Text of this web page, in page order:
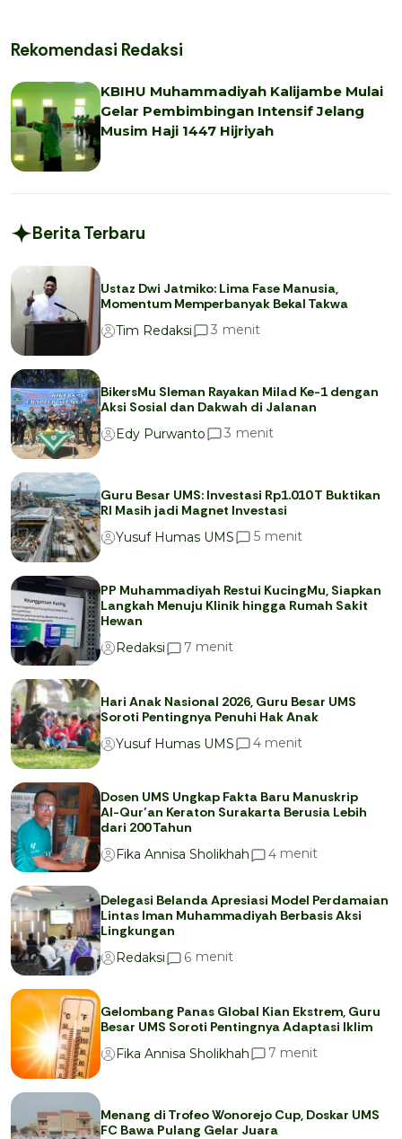
Rekomendasi Redaksi
KBIHU Muhammadiyah Kalijambe Mulai
Gelar Pembimbingan Intensif Jelang
Musim Haji 1447 Hijriyah
Berita Terbaru
Ustaz Dwi Jatmiko: Lima Fase Manusia,
Momentum Memperbanyak Bekal Takwa
Tim Redaksi
3 menit
BikersMu Sleman Rayakan Milad Ke-1 dengan
Aksi Sosial dan Dakwah di Jalanan
Edy Purwanto
3 menit
Guru Besar UMS: Investasi Rp1.010 T Buktikan
RI Masih jadi Magnet Investasi
Yusuf Humas UMS
5 menit
PP Muhammadiyah Restui KucingMu, Siapkan
Langkah Menuju Klinik hingga Rumah Sakit
Hewan
Redaksi
7 menit
Hari Anak Nasional 2026, Guru Besar UMS
Soroti Pentingnya Penuhi Hak Anak
Yusuf Humas UMS
4 menit
Dosen UMS Ungkap Fakta Baru Manuskrip
Al-Qur’an Keraton Surakarta Berusia Lebih
dari 200 Tahun
Fika Annisa Sholikhah
4 menit
Delegasi Belanda Apresiasi Model Perdamaian
Lintas Iman Muhammadiyah Berbasis Aksi
Lingkungan
Redaksi
6 menit
Gelombang Panas Global Kian Ekstrem, Guru
Besar UMS Soroti Pentingnya Adaptasi Iklim
Fika Annisa Sholikhah
7 menit
Menang di Trofeo Wonorejo Cup, Doskar UMS
FC Bawa Pulang Gelar Juara